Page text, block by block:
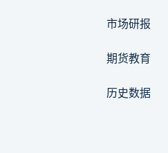
市场研报
期货教育
历史数据